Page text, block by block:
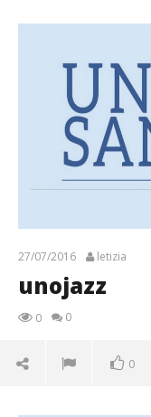
27/07/2016 letizia
unojazz
0 0
0